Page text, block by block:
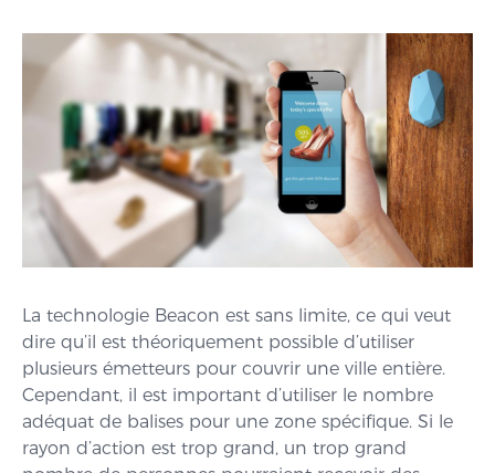
La technologie Beacon est sans limite, ce qui veut
dire qu’il est théoriquement possible d’utiliser
plusieurs émetteurs pour couvrir une ville entière.
Cependant, il est important d’utiliser le nombre
adéquat de balises pour une zone spécifique. Si le
rayon d’action est trop grand, un trop grand